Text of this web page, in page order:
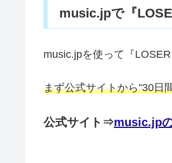
music.jpで『
music.jpを使って『
まず公式サイトから”30日
公式サイト⇒music.jp